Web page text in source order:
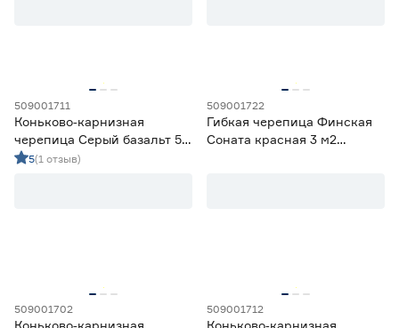
500 1000
509001711
Коньково‑карнизная
черепица Серый базальт 5
м2 SHINGLAS
5(1 отзыв)
509001722
Гибкая черепица Финская
Соната красная 3 м2
509001702
Коньково‑карнизная
509001712
Коньково‑карнизная